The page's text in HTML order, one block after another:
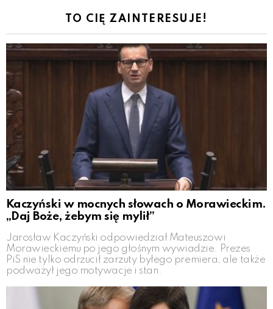
TO CIĘ ZAINTERESUJE!
Kaczyński w mocnych słowach o Morawieckim.
„Daj Boże, żebym się mylił”
Jarosław Kaczyński odpowiedział Mateuszowi
Morawieckiemu po jego głośnym wywiadzie. Prezes
PiS nie tylko odrzucił zarzuty byłego premiera, ale także
podważył jego motywacje i stan.